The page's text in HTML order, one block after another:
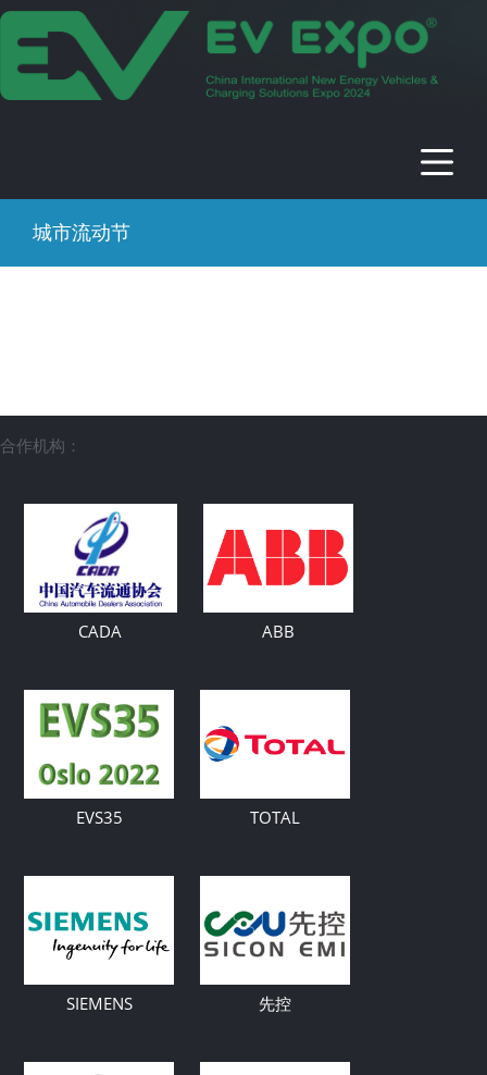
2024年中国国际新能源电动车及充电
桩展
时间：2024年09月13-17日 地点：中国 · 北京 · 北京展览馆
城市流动节
合作机构：
CADA ABB
EVS35 TOTAL
SIEMENS 先控